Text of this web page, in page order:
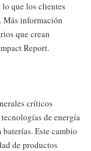
lo que los clientes
Más información
que crean
Report.
críticos
de energía
Este cambio
de productos